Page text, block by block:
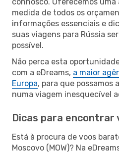
medida de todos os
informações essenciais e
suas viagens para Rússia
possível.
Não perca esta
com a eDreams, a maior
Europa, para que possamos
numa viagem inesquecível
Dicas para encontrar
Está à procura de voos
Moscovo (MOW)? Na